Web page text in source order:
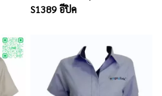
S1389 อีปิค